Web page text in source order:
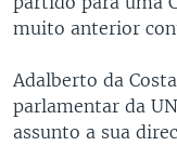
muito anterior
Adalberto da
parlamentar da
assunto a sua